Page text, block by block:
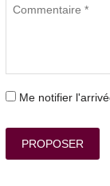
Me notifier
PROPOSER